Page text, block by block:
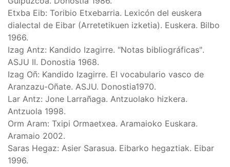
Etxba Eib: Toribio Etxebarria. Lexicón del euskera
dialectal de Eibar (Arretetikuen izketia). Euskera. Bilbo
1966.
Izag Antz: Kandido Izagirre. "Notas bibliográficas".
ASJU II. Donostia 1968.
Izag Oñ: Kandido Izagirre. El vocabulario vasco de
Aranzazu-Oñate. ASJU. Donostia1970.
Lar Antz: Jone Larrañaga. Antzuolako hizkera.
Antzuola 1998.
Orm Aram: Txipi Ormaetxea. Aramaioko Euskara.
Aramaio 2002.
Saras Hegaz: Asier Sarasua. Eibarko hegaztiak. Eibar
1996.